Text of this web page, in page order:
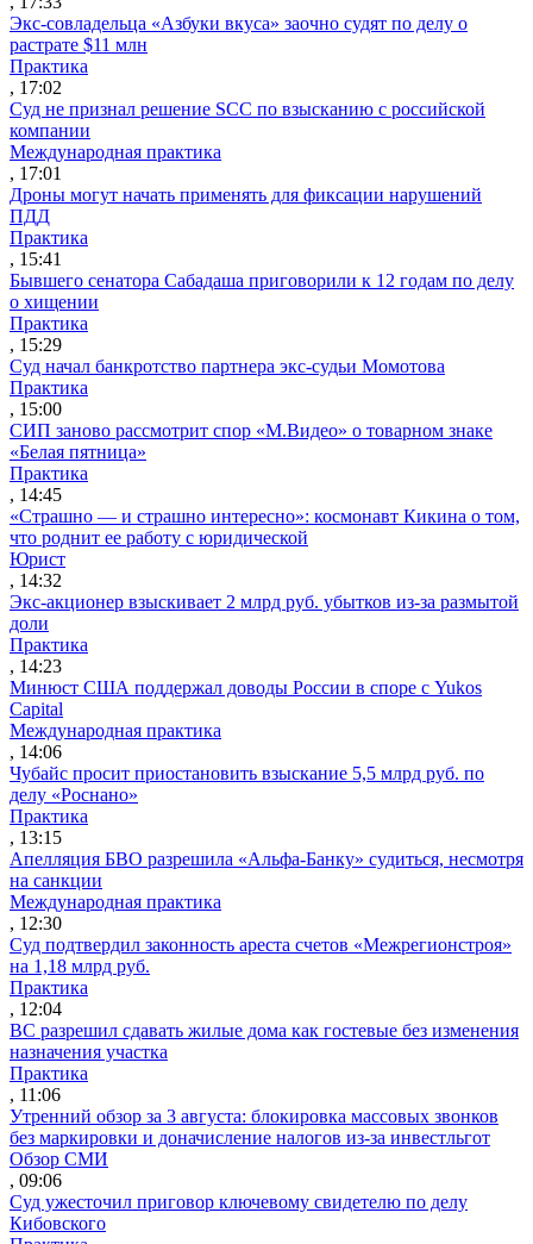
Экс-совладельца «Азбуки вкуса» заочно судят по делу о
растрате $11 млн
Практика
, 17:02
Суд не признал решение SCC по взысканию с российской
компании
Международная практика
, 17:01
Дроны могут начать применять для фиксации нарушений
ПДД
Практика
, 15:41
Бывшего сенатора Сабадаша приговорили к 12 годам по делу
о хищении
Практика
, 15:29
Суд начал банкротство партнера экс-судьи Момотова
Практика
, 15:00
СИП заново рассмотрит спор «М.Видео» о товарном знаке
«Белая пятница»
Практика
, 14:45
«Страшно — и страшно интересно»: космонавт Кикина о том,
что роднит ее работу с юридической
Юрист
, 14:32
Экс-акционер взыскивает 2 млрд руб. убытков из-за размытой
доли
Практика
, 14:23
Минюст США поддержал доводы России в споре с Yukos
Capital
Международная практика
, 14:06
Чубайс просит приостановить взыскание 5,5 млрд руб. по
делу «Роснано»
Практика
, 13:15
Апелляция БВО разрешила «Альфа-Банку» судиться, несмотря
на санкции
Международная практика
, 12:30
Суд подтвердил законность ареста счетов «Межрегионстроя»
на 1,18 млрд руб.
Практика
, 12:04
ВС разрешил сдавать жилые дома как гостевые без изменения
назначения участка
Практика
, 11:06
Утренний обзор за 3 августа: блокировка массовых звонков
без маркировки и доначисление налогов из-за инвестльгот
Обзор СМИ
, 09:06
Суд ужесточил приговор ключевому свидетелю по делу
Кибовского